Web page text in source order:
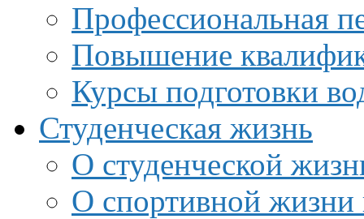
Профессиональная
Повышение
Курсы подготовки
Студенческая жизнь
О студенческой
О спортивной жизни